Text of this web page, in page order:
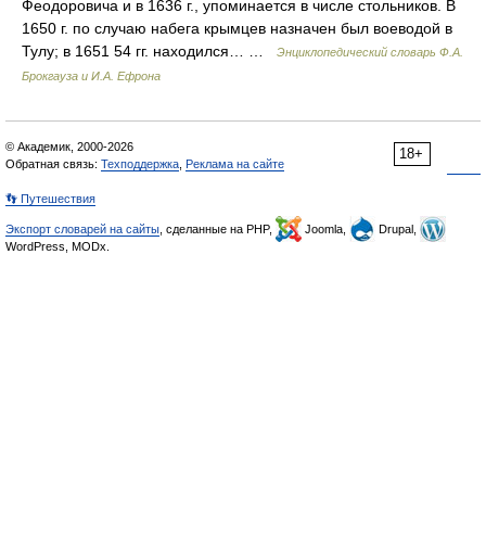
Феодоровича и в 1636 г., упоминается в числе стольников. В
1650 г. по случаю набега крымцев назначен был воеводой в
Тулу; в 1651 54 гг. находился… …
Энциклопедический словарь Ф.А.
Брокгауза и И.А. Ефрона
18+
© Академик, 2000-2026
Обратная связь: Техподдержка Реклама на сайте
👣 Путешествия
Экспорт словарей на сайты , сделанные на PHP, Joomla,
Drupal,
WordPress, MODx.